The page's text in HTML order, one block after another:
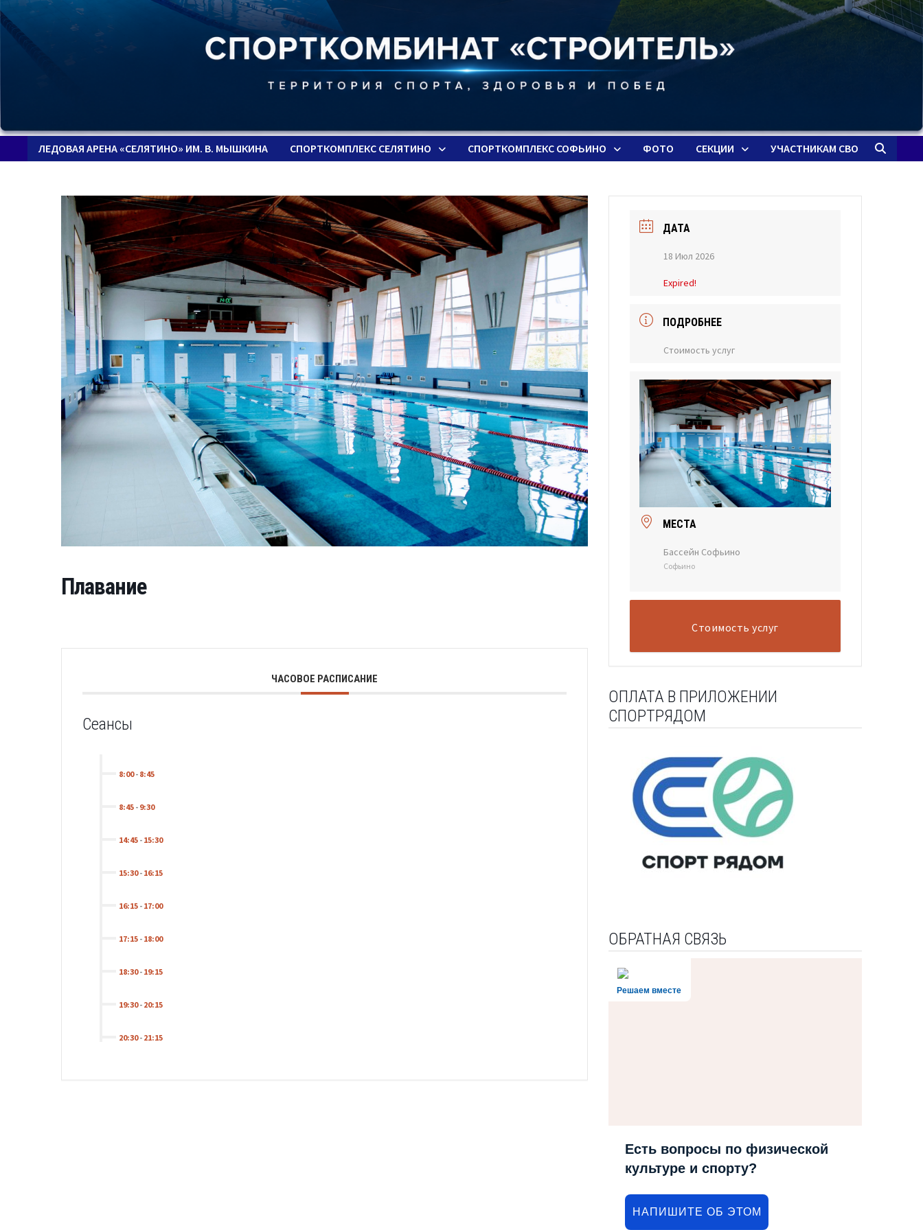
ЛЕДОВАЯ АРЕНА «СЕЛЯТИНО» ИМ. В. МЫШКИНА СПОРТКОМПЛЕКС СЕЛЯТИНО СПОРТКОМПЛЕКС СОФЬИНО ФОТО СЕКЦИИ УЧАСТНИКАМ СВО
Плавание
ЧАСОВОЕ РАСПИСАНИЕ
Сеансы
8:00- 8:45
8:45- 9:30
14:45- 15:30
15:30- 16:15
16:15- 17:00
17:15- 18:00
18:30- 19:15
19:30- 20:15
20:30- 21:15
ДАТА
18 Июл 2026
Expired!
ПОДРОБНЕЕ
Стоимость услуг
МЕСТА
Бассейн Софьино
Софьино
Стоимость услуг
ОПЛАТА В ПРИЛОЖЕНИИ
СПОРТРЯДОМ
ОБРАТНАЯ СВЯЗЬ
Решаем вместе
Есть вопросы по физической
культуре и спорту?
НАПИШИТЕ ОБ ЭТОМ